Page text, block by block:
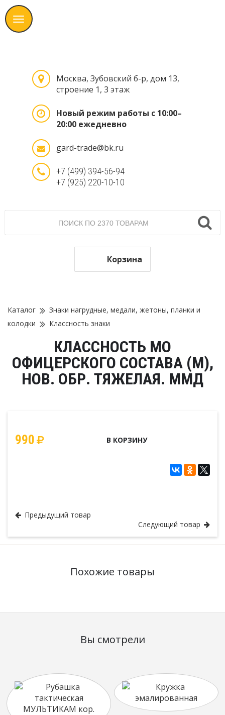
Москва, Зубовский б-р, дом 13,
строение 1, 3 этаж
Новый режим работы с 10:00–
20:00 ежедневно
gard-trade@bk.ru
+7 (499) 394-56-94
+7 (925) 220-10-10
Корзина
Каталог
Знаки нагрудные, медали, жетоны, планки и
колодки
Классность знаки
КЛАССНОСТЬ МО
ОФИЦЕРСКОГО СОСТАВА (М),
НОВ. ОБР. ТЯЖЕЛАЯ. ММД
990 В КОРЗИНУ
Предыдущий товар
Следующий товар
Похожие товары
Вы смотрели